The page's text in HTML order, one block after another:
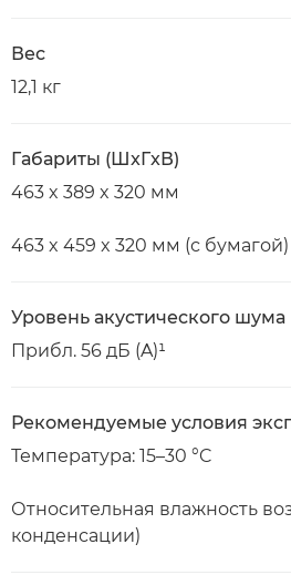
Вес
12,1 кг
Габариты (ШxГxВ)
463 x 389 x 320 мм
463 x 459 x 320 мм (с бумагой)
Уровень акустического шума
Прибл. 56 дБ (A)¹
Рекомендуемые условия
Температура: 15–30 °C
Относительная влажность
конденсации)